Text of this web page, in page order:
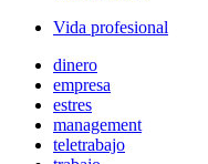
Vida profesional
dinero
empresa
estres
management
teletrabajo